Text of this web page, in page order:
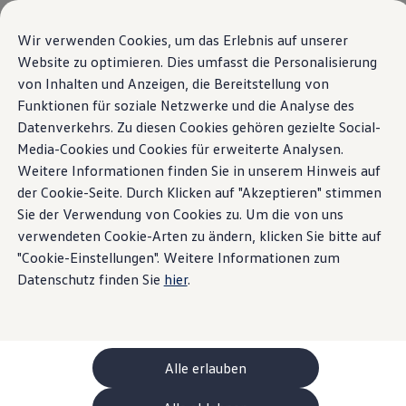
Wir verwenden Cookies, um das Erlebnis auf unserer
Website zu optimieren. Dies umfasst die Personalisierung
von Inhalten und Anzeigen, die Bereitstellung von
Funktionen für soziale Netzwerke und die Analyse des
Datenverkehrs. Zu diesen Cookies gehören gezielte Social-
Media-Cookies und Cookies für erweiterte Analysen.
Weitere Informationen finden Sie in unserem Hinweis auf
der Cookie-Seite. Durch Klicken auf "Akzeptieren" stimmen
Sie der Verwendung von Cookies zu. Um die von uns
verwendeten Cookie-Arten zu ändern, klicken Sie bitte auf
"Cookie-Einstellungen". Weitere Informationen zum
Datenschutz finden Sie hier.
Alle erlauben
Zum
Hauptinhalt
springen
Zum
Footer
springen
Ihre Konfiguration
Sondermodelle UNITED
Beratung und Kauf
Aktuelle Angebote
Geschäftskunden und Flotten
Sofort verfügbare Fahrzeuge
Occasionen
Finanzierung
Leasing-Rechner
Elektromobilität
Kosten und Finanzierung
Laden und Reichweite
Zuhause Laden
Unterwegs Laden
Bidirektionales Laden
Erneuerbare Energielösung: Helion
ChargeOn
Technologie und Batterie
Wie das Batteriesystem der ID. Modelle
Übersicht Ausstattungsvarianten Motoren Exterieur
23Modelle
SUV Elektro Benzin Diesel Filter anzeigen
Neuheit